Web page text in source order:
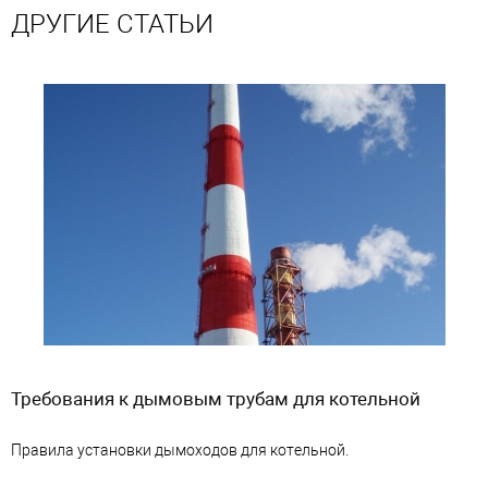
ДРУГИЕ СТАТЬИ
Требования к дымовым трубам для котельной
Правила установки дымоходов для котельной.